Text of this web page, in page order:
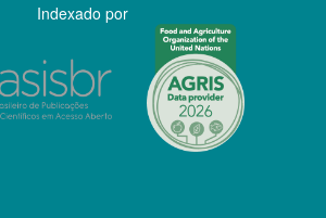
Indexado por